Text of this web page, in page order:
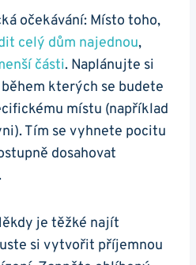
očekávání: Místo toho,
celý dům najednou,
části. Naplánujte si
kterých se budete
místu (například
Tím se vyhnete pocitu
dosahovat
je těžké najít
si vytvořit příjemnou